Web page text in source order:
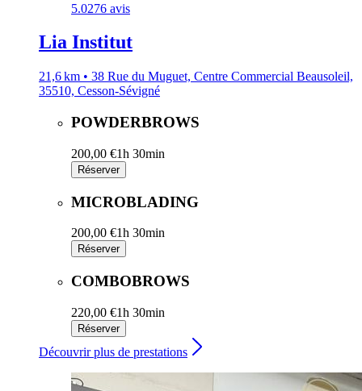
5.0276 avis
Lia Institut
21,6 km • 38 Rue du Muguet, Centre Commercial Beausoleil,
35510, Cesson-Sévigné
POWDERBROWS
200,00 €1h 30min
Réserver
MICROBLADING
200,00 €1h 30min
Réserver
COMBOBROWS
220,00 €1h 30min
Réserver
Découvrir plus de prestations